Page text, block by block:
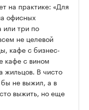
на практике: «Для
офисных
или три по
не целевой
кафе с бизнес-
кафе с вином
жильцов. В чисто
не выжил, а в
выжить, но еще